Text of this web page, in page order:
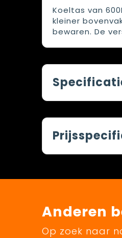
Koeltas van
kleiner
bewaren. De
Anderen
Op zoek naar